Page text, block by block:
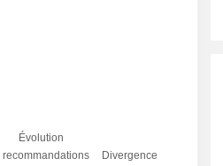
Évolution
recommandations
Divergence